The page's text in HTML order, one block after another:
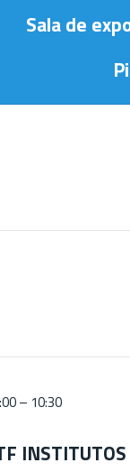
Sala de
– 10:30
INSTITUTOS